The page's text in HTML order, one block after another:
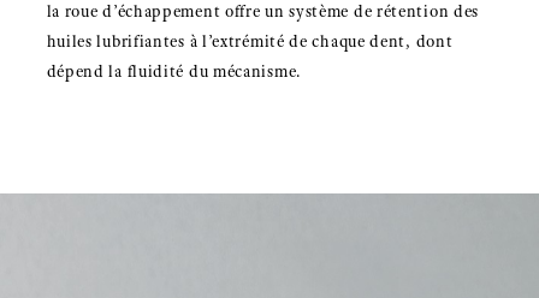
la roue d’échappement offre un système de rétention des
huiles lubrifiantes à l’extrémité de chaque dent, dont
dépend la fluidité du mécanisme.